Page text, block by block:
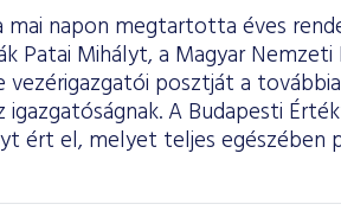
napon megtartotta éves
Patai Mihályt, a Magyar Nemzeti
posztját a
igazgatóságnak. A Budapesti
ért el, melyet teljes egészében